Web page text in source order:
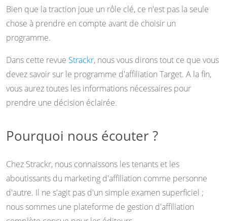
Bien que la traction joue un rôle clé, ce n'est pas la seule
chose à prendre en compte avant de choisir un
programme.
Dans cette revue Strackr, nous vous dirons tout ce que vous
devez savoir sur le programme d'affiliation Target. A la fin,
vous aurez toutes les informations nécessaires pour
prendre une décision éclairée.
Pourquoi nous écouter ?
Chez Strackr, nous connaissons les tenants et les
aboutissants du marketing d'affiliation comme personne
d'autre. Il ne s'agit pas d'un simple examen superficiel ;
nous sommes une plateforme de gestion d'affiliation